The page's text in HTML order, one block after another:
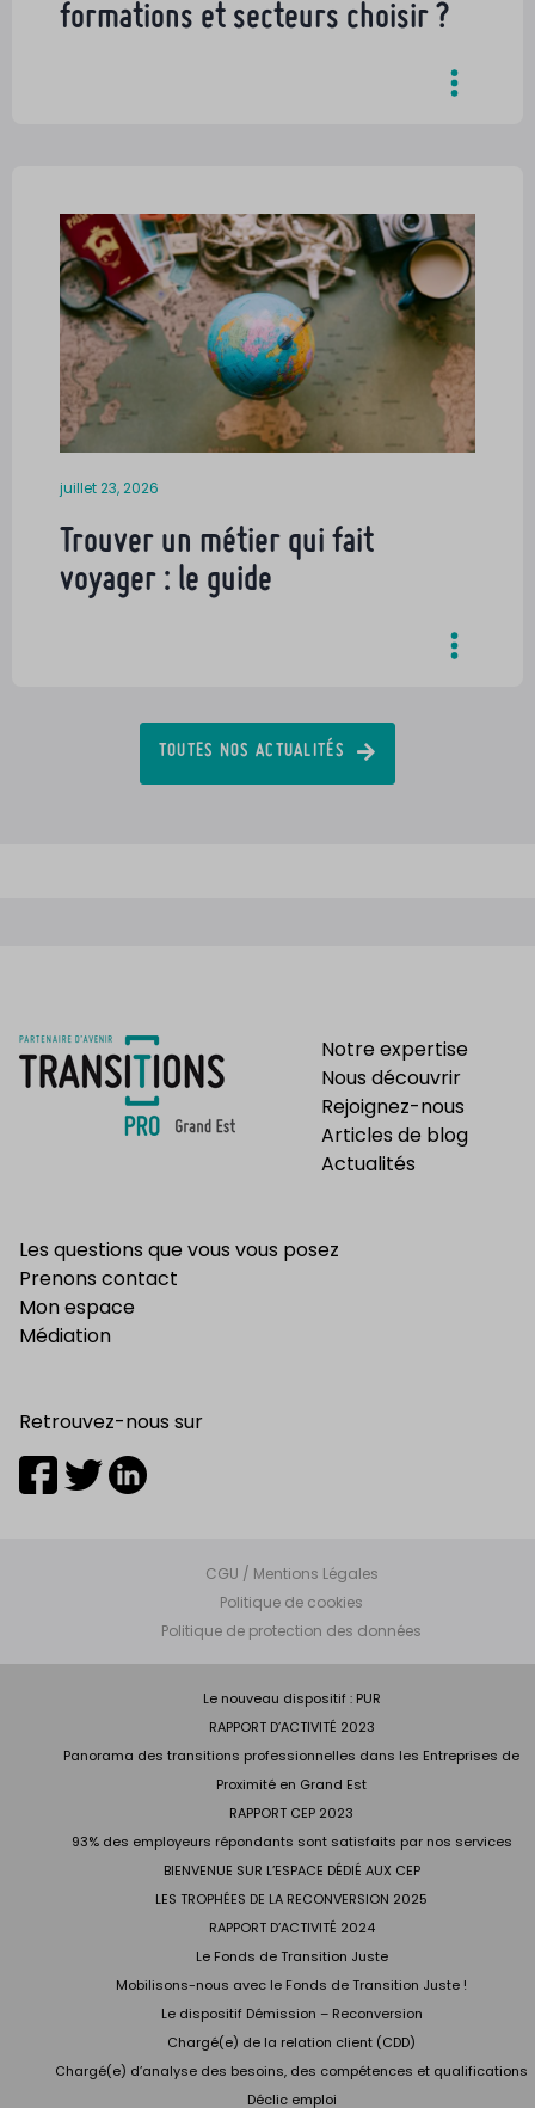
formations et secteurs choisir ?
juillet 23, 2026
Trouver un métier qui fait
voyager : le guide
TOUTES NOS ACTUALITÉS
Notre expertise
Nous découvrir
Rejoignez-nous
Articles de blog
Actualités
Les questions que vous vous posez
Prenons contact
Mon espace
Médiation
Retrouvez-nous sur
CGU / Mentions Légales
Politique de cookies
Politique de protection des données
Le nouveau dispositif : PUR
RAPPORT D’ACTIVITÉ 2023
Panorama des transitions professionnelles dans les Entreprises de
Proximité en Grand Est
RAPPORT CEP 2023
93% des employeurs répondants sont satisfaits par nos services
BIENVENUE SUR L’ESPACE DÉDIÉ AUX CEP
LES TROPHÉES DE LA RECONVERSION 2025
RAPPORT D’ACTIVITÉ 2024
Le Fonds de Transition Juste
Mobilisons-nous avec le Fonds de Transition Juste !
Le dispositif Démission – Reconversion
Chargé(e) de la relation client (CDD)
Chargé(e) d’analyse des besoins, des compétences et qualifications
Déclic emploi